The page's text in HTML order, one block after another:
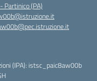
Partinico (PA)
(IPA): istsc_paic8aw00b